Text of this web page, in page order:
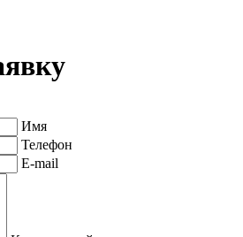
Имя
Телефон